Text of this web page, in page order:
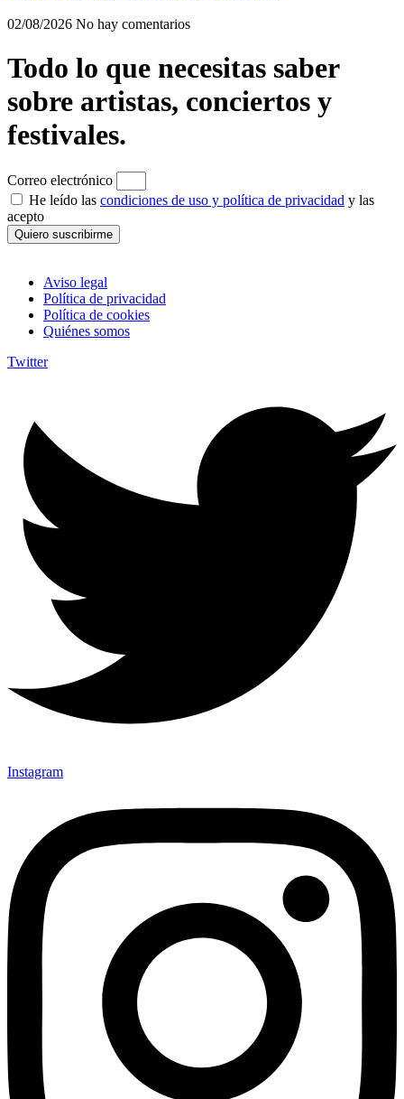
02/08/2026 No hay comentarios
Todo lo que necesitas saber
sobre artistas, conciertos y
festivales.
Correo electrónico
He leído las condiciones de uso y política de privacidad y las
acepto
Quiero suscribirme
Aviso legal
Política de privacidad
Política de cookies
Quiénes somos
Twitter
Instagram